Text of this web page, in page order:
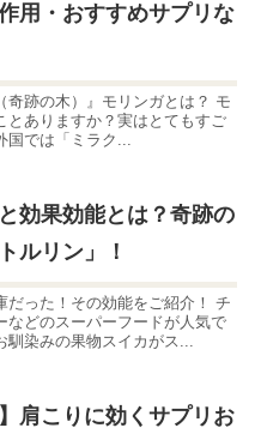
用・おすすめサプリな
奇跡の木）』モリンガとは？ モ
とありますか？実はとてもすご
国では「ミラク...
効果効能とは？奇跡の
ルリン」！
だった！その効能をご紹介！ チ
などのスーパーフードが人気で
馴染みの果物スイカがス...
肩こりに効くサプリお